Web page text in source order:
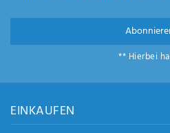
gelesen
e
sen
** Hierbei
EINKAUFEN